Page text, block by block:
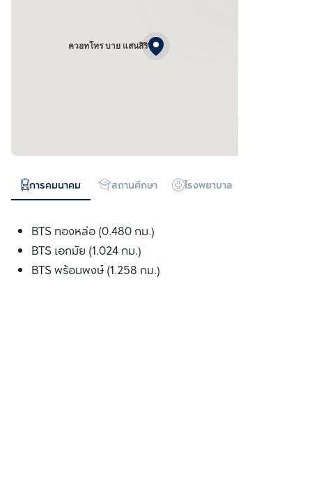
ควอทโทร บาย แสนสิริ
การคมนาคม สถานศึกษา โรงพยาบาล
BTS ทองหล่อ (0.480 กม.)
BTS เอกมัย (1.024 กม.)
BTS พร้อมพงษ์ (1.258 กม.)